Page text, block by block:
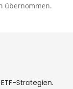
übernommen.